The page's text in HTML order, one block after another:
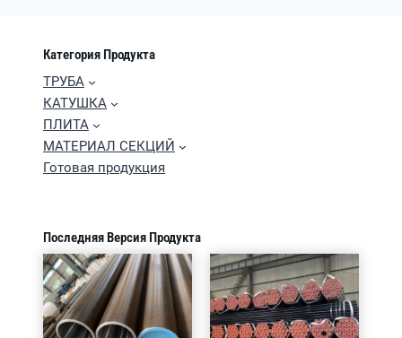
Категория Продукта
ТРУБА
КАТУШКА
ПЛИТА
МАТЕРИАЛ СЕКЦИЙ
Готовая продукция
Последняя Версия Продукта